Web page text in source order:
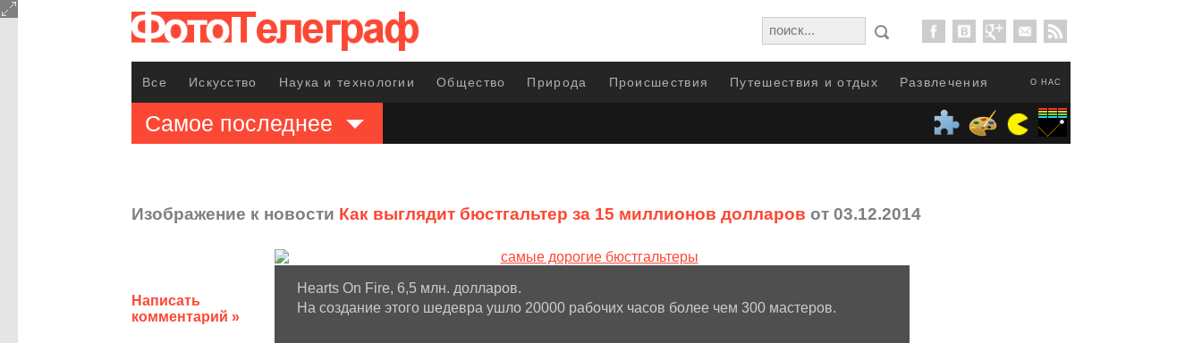
О НАС
Все Искусство Наука и технологии Общество Природа Происшествия Путешествия и отдых Развлечения
Самое последнее
Изображение к новости Как выглядит бюстгальтер за 15 миллионов долларов от 03.12.2014
Написать
комментарий »
Hearts On Fire, 6,5 млн. долларов.
На создание этого шедевра ушло 20000 рабочих часов более чем 300 мастеров.